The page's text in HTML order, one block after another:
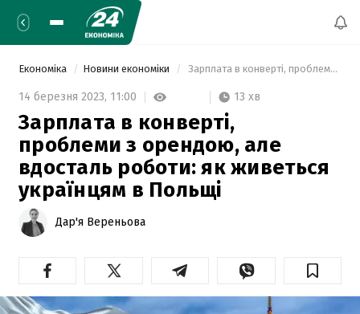
Економіка Новини економіки Зарплата в конверті, проблеми з орендою, але вдосталь роботи: як живеться українцям в Польщі
14 березня 2023, 11:00 13 хв
Зарплата в конверті,
проблеми з орендою, але
вдосталь роботи: як живеться
українцям в Польщі
Дар'я Вереньова